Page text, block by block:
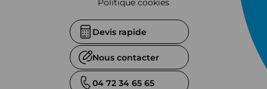
Devis rapide
Nous contacter
04 72 34 65 65
Politique cookies